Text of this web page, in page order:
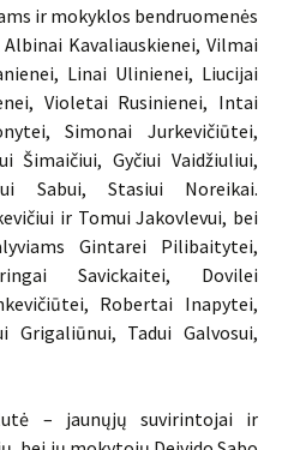
ir mokyklos bendruomenės
Kavaliauskienei, Vilmai
Linai Ulinienei, Liucijai
Violetai Rusinienei, Intai
Simonai Jurkevičiūtei,
Šimaičiui, Gyčiui Vaidžiuliui,
Sabui, Stasiui Noreikai.
ir Tomui Jakovlevui, bei
Gintarei Pilibaitytei,
Savickaitei, Dovilei
Robertai Inapytei,
Grigaliūnui, Tadui Galvosui,
– jaunųjų suvirintojai ir